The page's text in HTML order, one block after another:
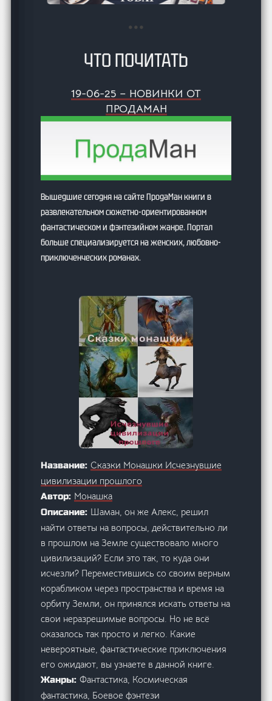
ЧТО ПОЧИТАТЬ
19-06-25 – НОВИНКИ ОТ
ПРОДАМАН
Вышедшие сегодня на сайте ПродаМан книги в
развлекательном сюжетно-ориентированном
фантастическом и фэнтезийном жанре. Портал
больше специализируется на женских, любовно-
приключенческих романах.
Название:Сказки Монашки Исчезнувшие
цивилизации прошлого
Автор: Монашка
Описание: Шаман, он же Алекс, решил
найти ответы на вопросы, действительно ли
в прошлом на Земле существовало много
цивилизаций? Если это так, то куда они
исчезли? Переместившись со своим верным
корабликом через пространства и время на
орбиту Земли, он принялся искать ответы на
свои неразрешимые вопросы. Но не всё
оказалось так просто и легко. Какие
невероятные, фантастические приключения
его ожидают, вы узнаете в данной книге.
Жанры:Фантастика, Космическая
фантастика, Боевое фэнтези